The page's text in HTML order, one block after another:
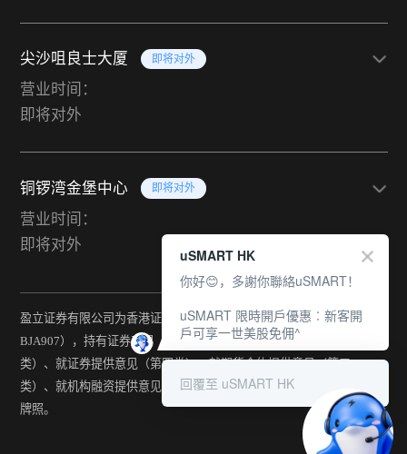
尖沙咀良士大厦 即将对外
营业时间：
即将对外
铜锣湾金堡中心 即将对外
营业时间：
即将对外
盈立证券有限公司为香港证监会持牌法团（中央编号：
BJA907），持有证券交易（第一类）、期货合约交易（第二
类）、就证券提供意见（第四类）、就期货合约提供意见（第五
类）、就机构融资提供意见（第六类）及提供资产管理（第九类）
牌照。
uSMART HK
你好😊，多謝你聯絡uSMART！
uSMART 限時開戶優惠︰新客開
戶可享一世美股免佣^
回覆至 uSMART HK